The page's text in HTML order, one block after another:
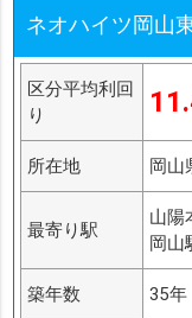
ネオハイツ岡山
区分平均利回
り
所在地 岡山
最寄り駅
山陽
岡山
築年数 35年